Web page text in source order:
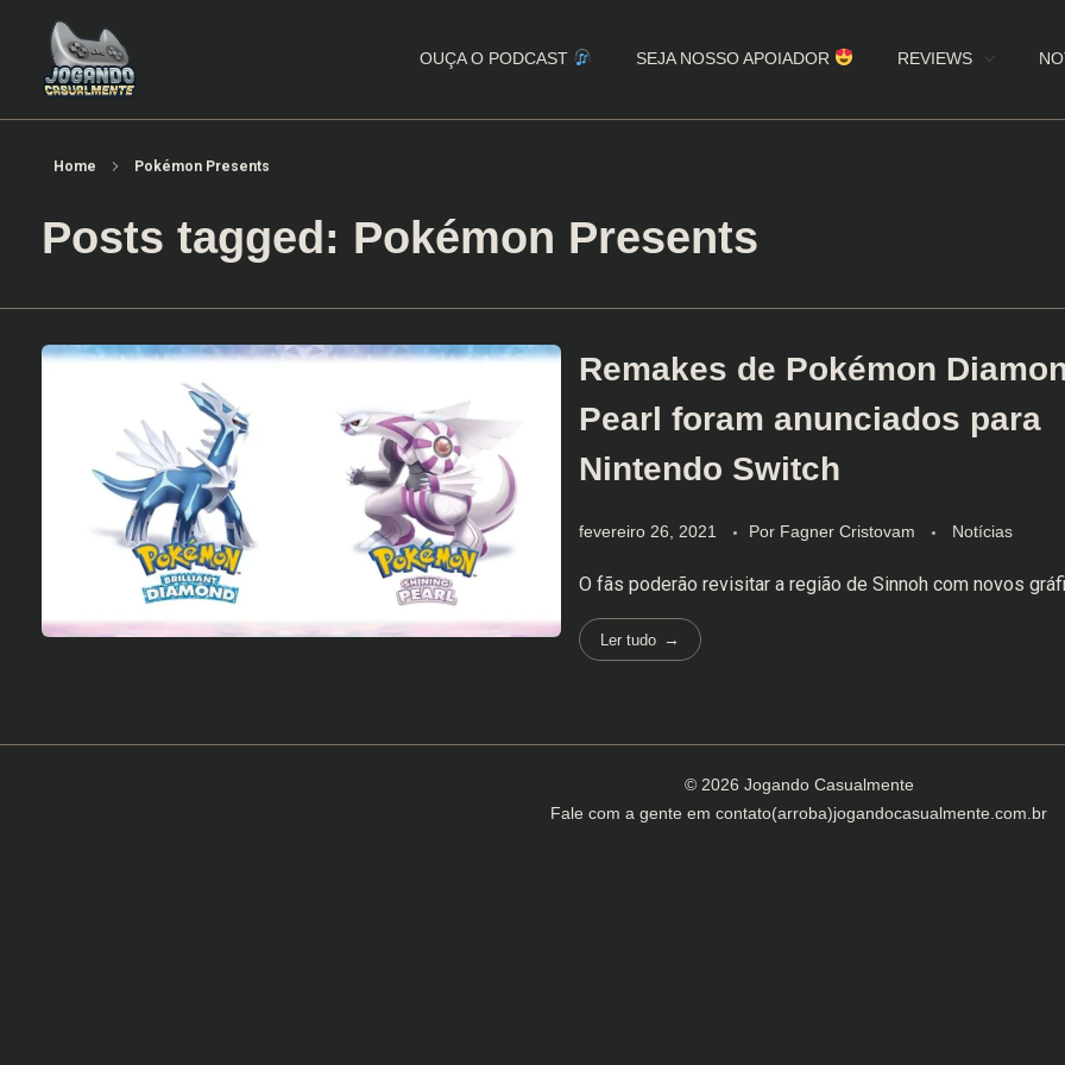
OUÇA O PODCAST SEJA NOSSO APOIADOR REVIEWS
Home Pokémon Presents
Posts tagged: Pokémon Presents
Remakes de Pokémon
Pearl foram anunciados para
Nintendo Switch
fevereiro 26, 2021 Por Fagner Cristovam Notícias
O fãs poderão revisitar a região de Sinnoh com novos
Ler tudo
© 2026 Jogando Casualmente
Fale com a gente em contato(arroba)jogandocasualmente.com.br